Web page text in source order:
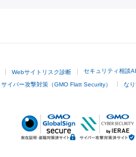
Webサイトリスク診断 セキュリティ相談
サイバー攻撃対策（GMO Flatt Security） な